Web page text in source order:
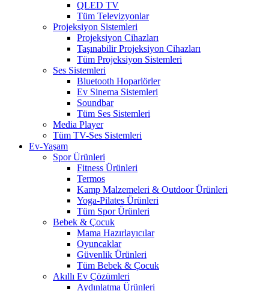
QLED TV
Tüm Televizyonlar
Projeksiyon Sistemleri
Projeksiyon Cihazları
Taşınabilir Projeksiyon Cihazları
Tüm Projeksiyon Sistemleri
Ses Sistemleri
Bluetooth Hoparlörler
Ev Sinema Sistemleri
Soundbar
Tüm Ses Sistemleri
Media Player
Tüm TV-Ses Sistemleri
Ev-Yaşam
Spor Ürünleri
Fitness Ürünleri
Termos
Kamp Malzemeleri & Outdoor Ürünleri
Yoga-Pilates Ürünleri
Tüm Spor Ürünleri
Bebek & Çocuk
Mama Hazırlayıcılar
Oyuncaklar
Güvenlik Ürünleri
Tüm Bebek & Çocuk
Akıllı Ev Çözümleri
Aydınlatma Ürünleri